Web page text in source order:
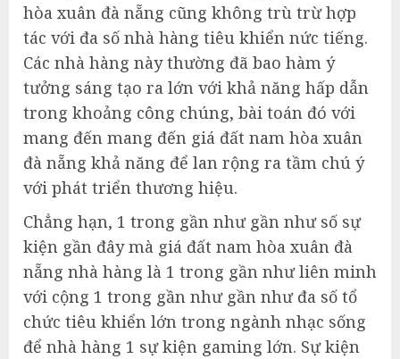
hòa xuân đà nẵng cũng không trù trừ hợp
tác với đa số nhà hàng tiêu khiển nức tiếng.
Các nhà hàng này thường đã bao hàm ý
tưởng sáng tạo ra lớn với khả năng hấp dẫn
trong khoảng công chúng, bài toán đó với
mang đến mang đến giá đất nam hòa xuân
đà nẵng khả năng để lan rộng ra tầm chú ý
với phát triển thương hiệu.
Chẳng hạn, 1 trong gần như gần như số sự
kiện gần đây mà giá đất nam hòa xuân đà
nẵng nhà hàng là 1 trong gần như liên minh
với cộng 1 trong gần như gần như đa số tổ
chức tiêu khiển lớn trong ngành nhạc sống
để nhà hàng 1 sự kiện gaming lớn. Sự kiện